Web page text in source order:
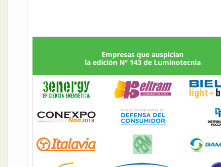
Empresas que auspician
la edición N° 143 de Luminotecnia